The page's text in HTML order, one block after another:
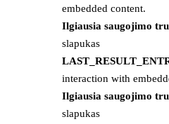
embedded content.
Ilgiausia saugojimo
slapukas
interaction with
Ilgiausia saugojimo
slapukas